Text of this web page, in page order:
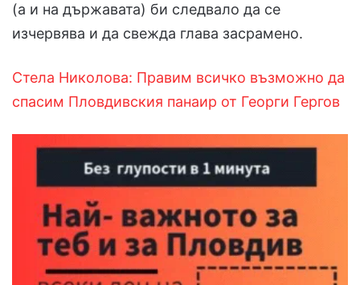
(а и на държавата) би следвало да се
изчервява и да свежда глава засрамено.
Стела Николова: Правим всичко възможно да
спасим Пловдивския панаир от Георги Гергов